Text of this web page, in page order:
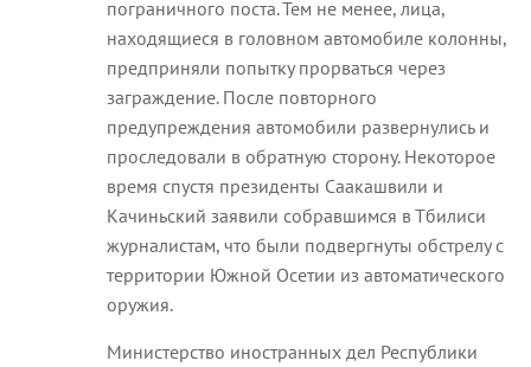
пограничного поста. Тем не менее, лица,
находящиеся в головном автомобиле колонны,
предприняли попытку прорваться через
заграждение. После повторного
предупреждения автомобили развернулись и
проследовали в обратную сторону. Некоторое
время спустя президенты Саакашвили и
Качиньский заявили собравшимся в Тбилиси
журналистам, что были подвергнуты обстрелу с
территории Южной Осетии из автоматического
оружия.
Министерство иностранных дел Республики